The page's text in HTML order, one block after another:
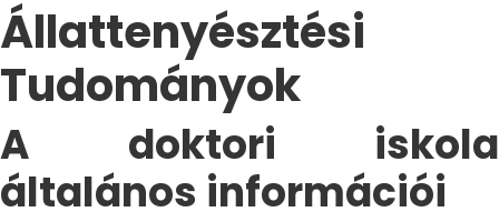
Állattenyésztési
Tudományok
A doktori iskola
általános információi